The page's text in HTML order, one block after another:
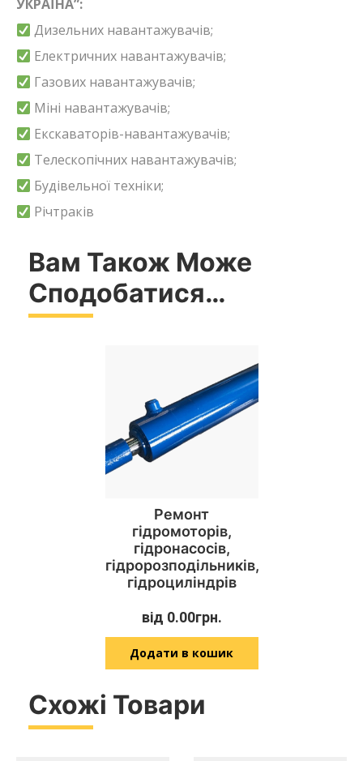
УКРАЇНА”:
Дизельних навантажувачів;
Електричних навантажувачів;
Газових навантажувачів;
Міні навантажувачів;
Екскаваторів-навантажувачів;
Телескопічних навантажувачів;
Будівельної техніки;
Річтраків
Вам Також Може
Сподобатися…
Ремонт
гідромоторів,
гідронасосів,
гідророзподільників,
гідроциліндрів
від 0.00грн.
Додати в кошик
Схожі Товари